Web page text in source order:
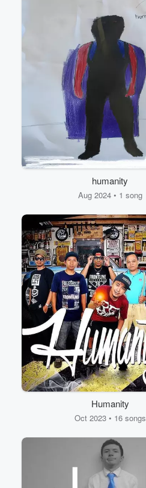
humanity
Aug 2024 • 1 song
Humanity
Oct 2023 • 16 songs